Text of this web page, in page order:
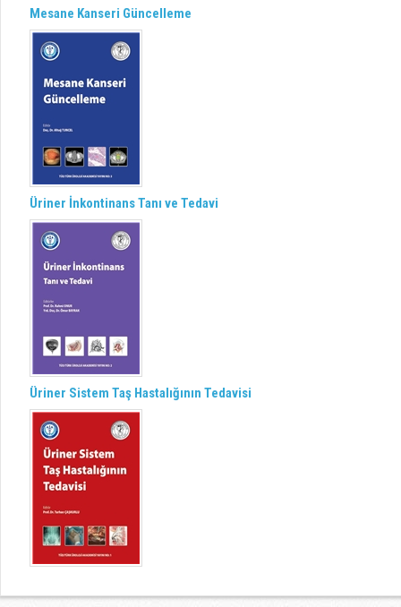
Mesane Kanseri Güncelleme
Üriner İnkontinans Tanı ve Tedavi
Üriner Sistem Taş Hastalığının Tedavisi